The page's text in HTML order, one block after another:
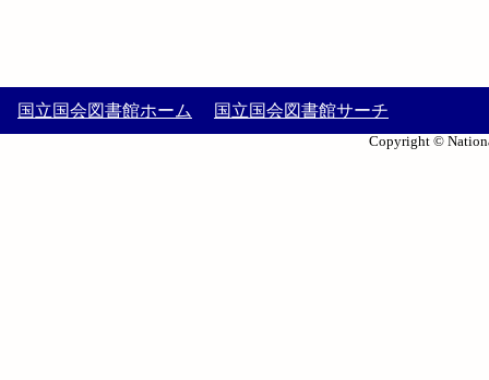
国立国会図書館ホーム 国立国会図書館サーチ
Copyright ©